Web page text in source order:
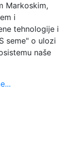
Markoskim,
i
tehnologije i
seme" o ulozi
naše